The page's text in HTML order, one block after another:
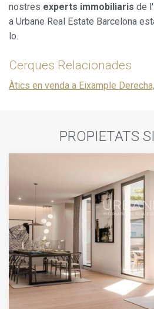
nostres experts immobiliaris de
a Urbane Real Estate Barcelona
lo.
Cerques Relacionades
Àtics en venda a Eixample
PROPIETATS